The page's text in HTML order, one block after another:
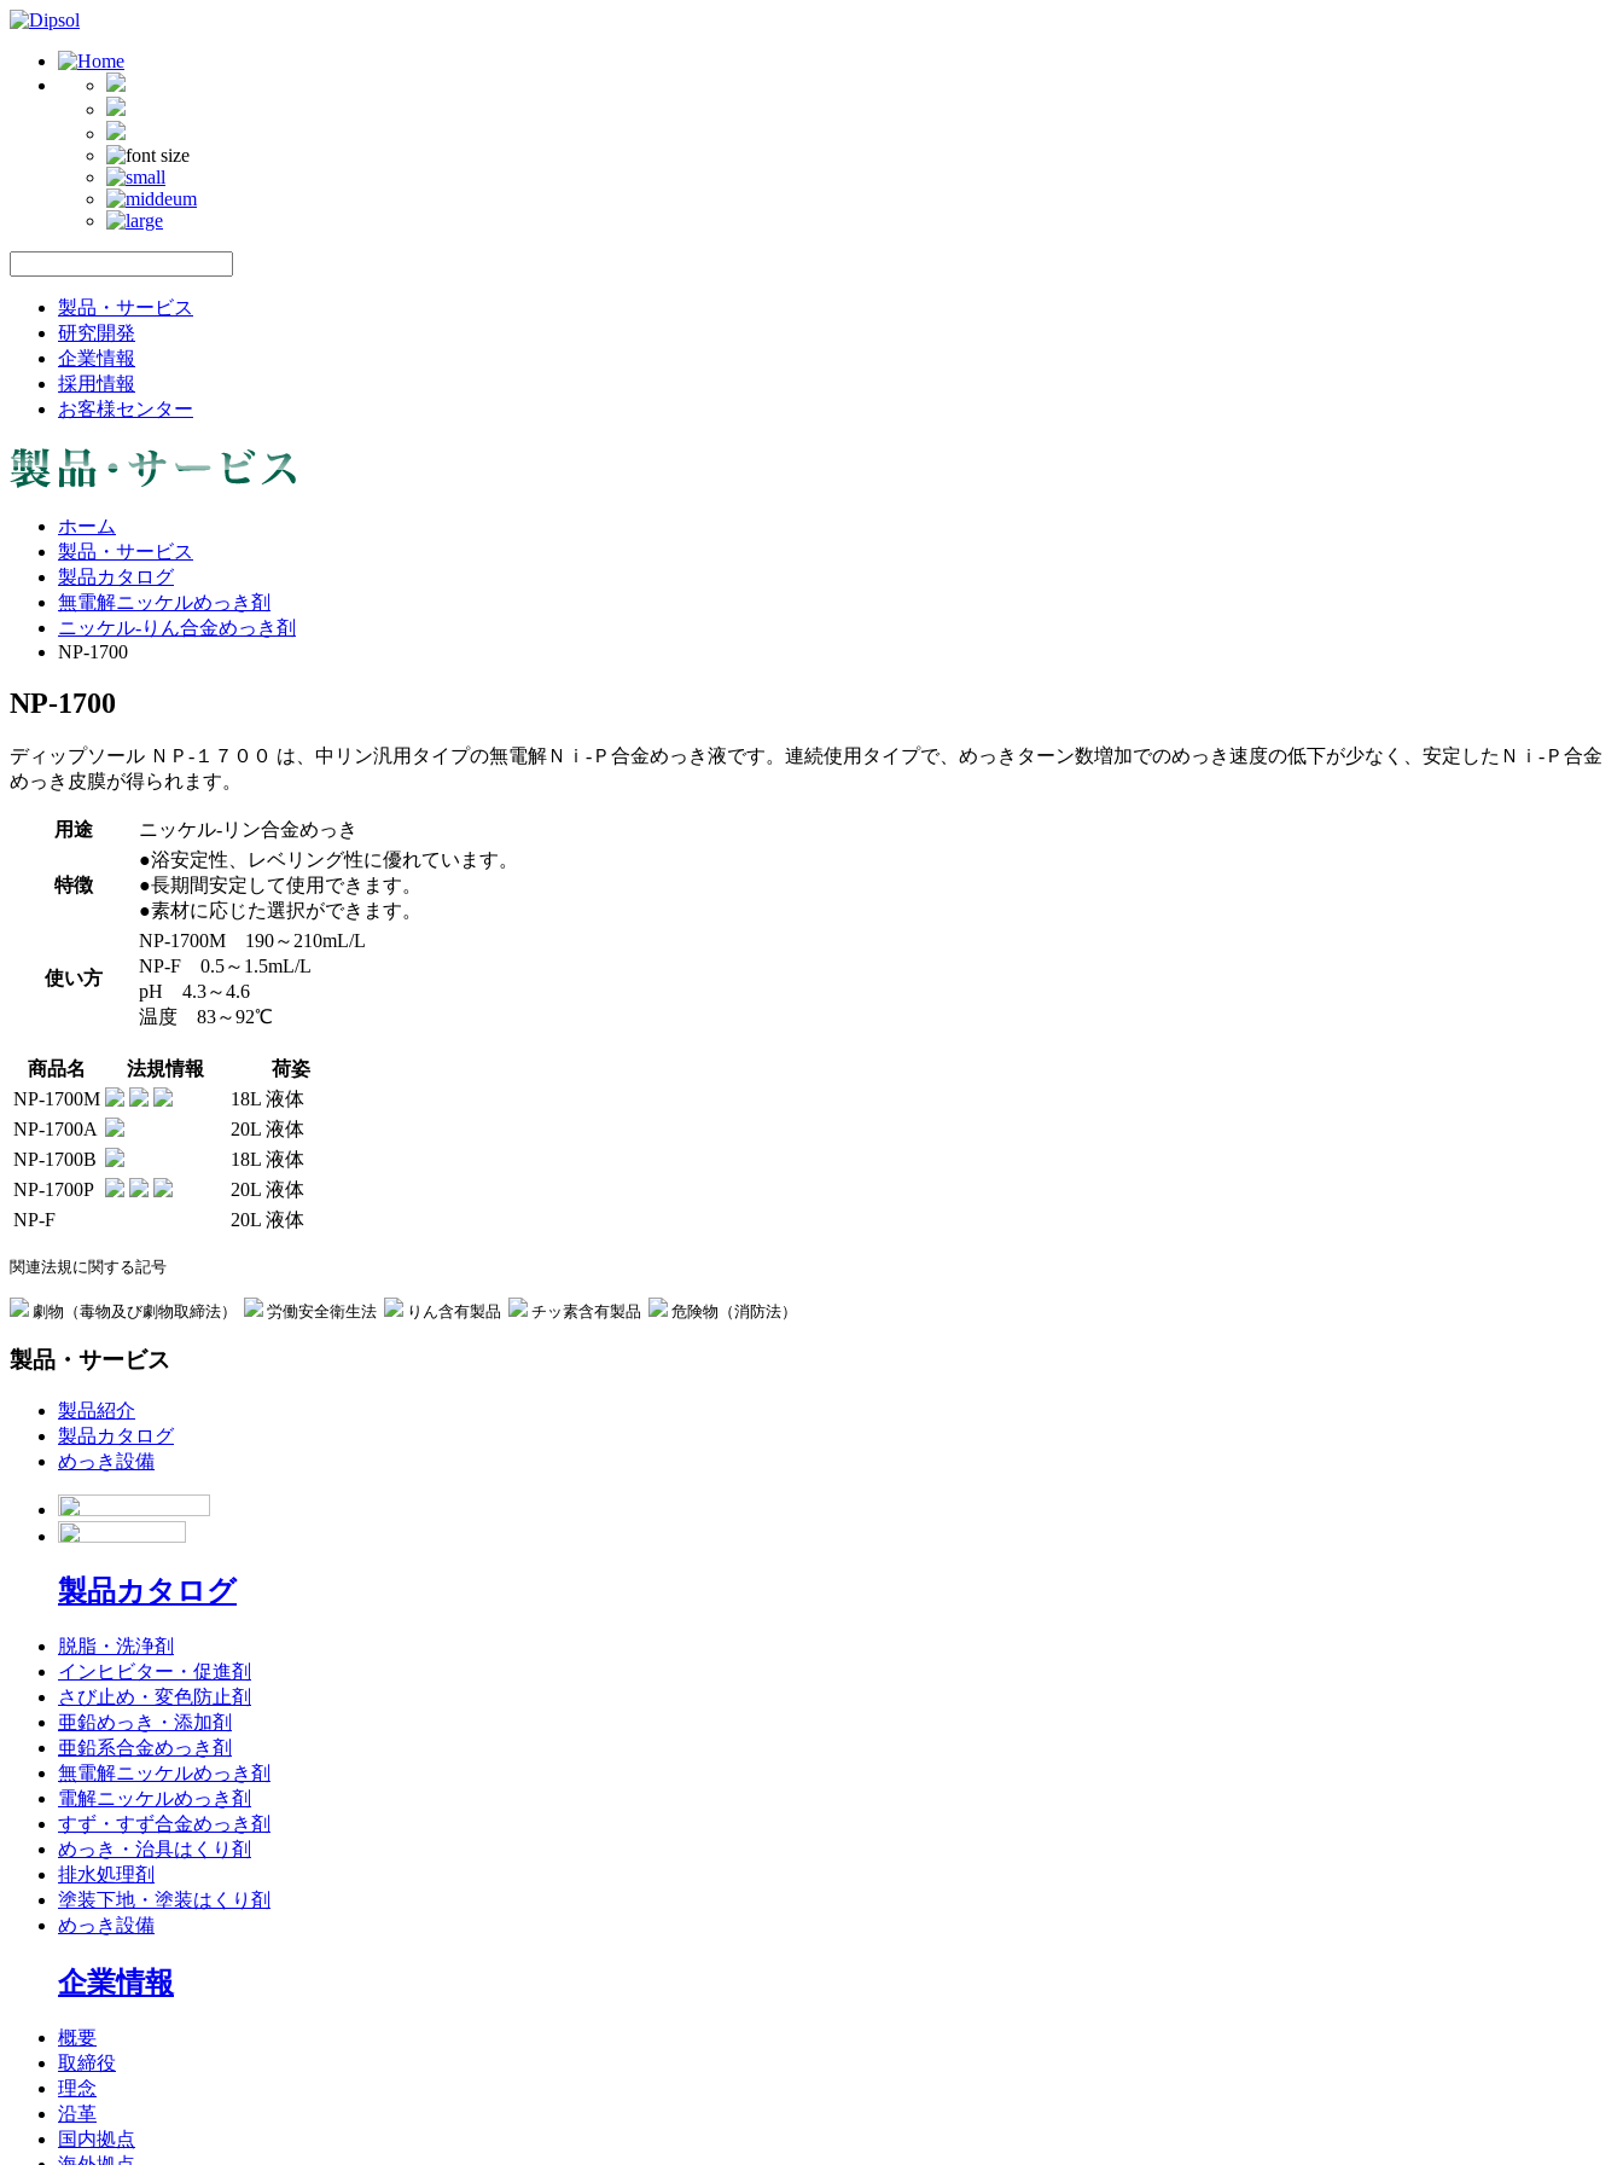
製品・サービス
研究開発
企業情報
採用情報
お客様センター
ホーム
製品・サービス
製品カタログ
無電解ニッケルめっき剤
ニッケル-りん合金めっき剤
NP-1700
NP-1700
ディップソール ＮＰ-１７００ は、中リン汎用タイプの無電解Ｎｉ-Ｐ合金めっき液です。連続使用タイプで、めっきターン数増加でのめっき速度の低下が少なく、安定したＮｉ-Ｐ合金
めっき皮膜が得られます。
用途 ニッケル-リン合金めっき
特徴
●浴安定性、レベリング性に優れています。
●長期間安定して使用できます。
●素材に応じた選択ができます。
使い方
NP-1700M 190～210mL/L
NP-F 0.5～1.5mL/L
pH 4.3～4.6
温度 83～92℃
商品名 法規情報
荷姿
NP-1700M
18L 液体
NP-1700A
20L 液体
NP-1700B
18L 液体
NP-1700P
20L 液体
NP-F
20L 液体
関連法規に関する記号
劇物（毒物及び劇物取締法） 労働安全衛生法 りん含有製品 チッ素含有製品 危険物（消防法）
製品・サービス
製品紹介
製品カタログ
めっき設備
製品カタログ
脱脂・洗浄剤
インヒビター・促進剤
さび止め・変色防止剤
亜鉛めっき・添加剤
亜鉛系合金めっき剤
無電解ニッケルめっき剤
電解ニッケルめっき剤
すず・すず合金めっき剤
めっき・治具はくり剤
排水処理剤
塗装下地・塗装はくり剤
めっき設備
企業情報
概要
取締役
理念
沿革
国内拠点